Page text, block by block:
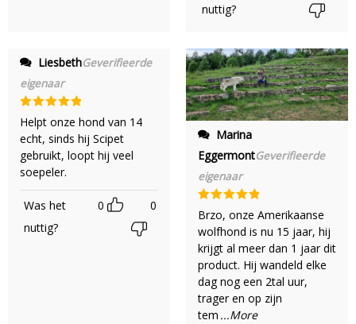
nuttig?
LiesbethGeverifieerde
eigenaar
Gewaardeerd
5uit 5
Helpt onze hond van 14
echt, sinds hij Scipet
gebruikt, loopt hij veel
soepeler.
Was het
nuttig?
0 0
EggermontGeverifieerde
eigenaar
Gewaardeerd
5uit 5
Brzo, onze Amerikaanse
wolfhond is nu 15 jaar, hij
krijgt al meer dan 1 jaar dit
product. Hij wandeld elke
dag nog een 2tal uur,
trager en op zijn
tem ...More